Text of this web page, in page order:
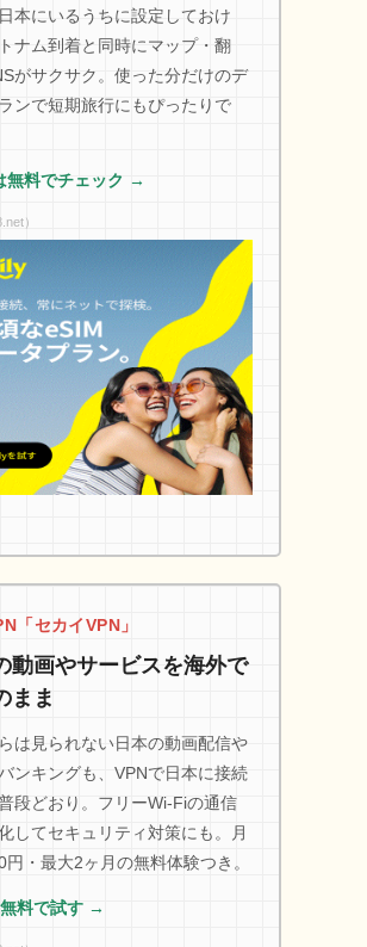
本にいるうちに設定しておけ
ナム到着と同時にマップ・翻
がサクサク。使った分だけのデ
ンで短期旅行にもぴったりで
無料でチェック →
）
「セカイVPN」
動画やサービスを海外で
まま
は見られない日本の動画配信や
ンキングも、VPNで日本に接続
段どおり。フリーWi-Fiの通信
してセキュリティ対策にも。月
円・最大2ヶ月の無料体験つき。
料で試す →